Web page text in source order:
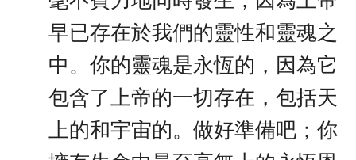
早已存在於我們的靈性和靈魂之
中。你的靈魂是永恆的，因為它
包含了上帝的一切存在，包括天
上的和宇宙的。做好準備吧；你